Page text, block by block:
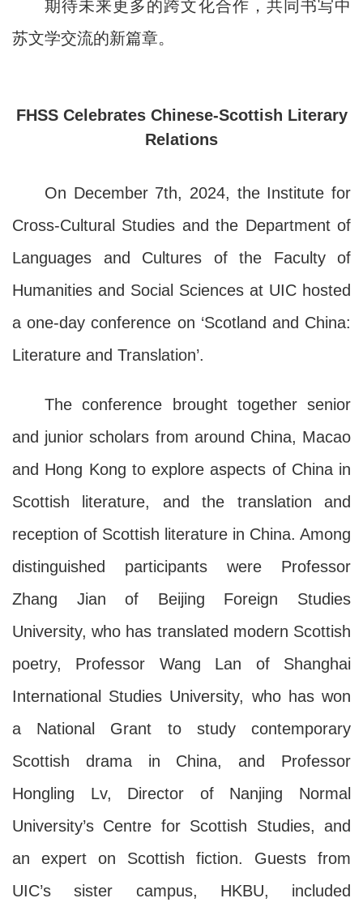
期待未来更多的跨文化合作，共同书写中
苏文学交流的新篇章。
FHSS Celebrates Chinese-Scottish Literary
Relations
On December 7th, 2024, the Institute for
Cross-Cultural Studies and the Department of
Languages and Cultures of the Faculty of
Humanities and Social Sciences at UIC hosted
a one-day conference on ‘Scotland and China:
Literature and Translation’.
The conference brought together senior
and junior scholars from around China, Macao
and Hong Kong to explore aspects of China in
Scottish literature, and the translation and
reception of Scottish literature in China. Among
distinguished participants were Professor
Zhang Jian of Beijing Foreign Studies
University, who has translated modern Scottish
poetry, Professor Wang Lan of Shanghai
International Studies University, who has won
a National Grant to study contemporary
Scottish drama in China, and Professor
Hongling Lv, Director of Nanjing Normal
University’s Centre for Scottish Studies, and
an expert on Scottish fiction. Guests from
UIC’s sister campus, HKBU, included